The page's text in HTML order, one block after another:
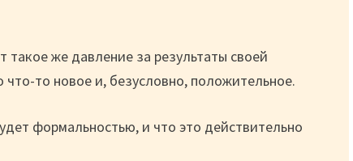
же давление за результаты своей
то новое и, безусловно, положительное.
формальностью, и что это действительно